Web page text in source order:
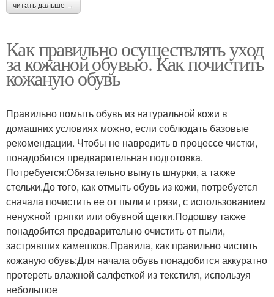
читать дальше →
Как правильно осуществлять уход
за кожаной обувью. Как почистить
кожаную обувь
Правильно помыть обувь из натуральной кожи в
домашних условиях можно, если соблюдать базовые
рекомендации. Чтобы не навредить в процессе чистки,
понадобится предварительная подготовка.
Потребуется:Обязательно вынуть шнурки, а также
стельки.До того, как отмыть обувь из кожи, потребуется
сначала почистить ее от пыли и грязи, с использованием
ненужной тряпки или обувной щетки.Подошву также
понадобится предварительно очистить от пыли,
застрявших камешков.Правила, как правильно чистить
кожаную обувь:Для начала обувь понадобится аккуратно
протереть влажной салфеткой из текстиля, используя
небольшое